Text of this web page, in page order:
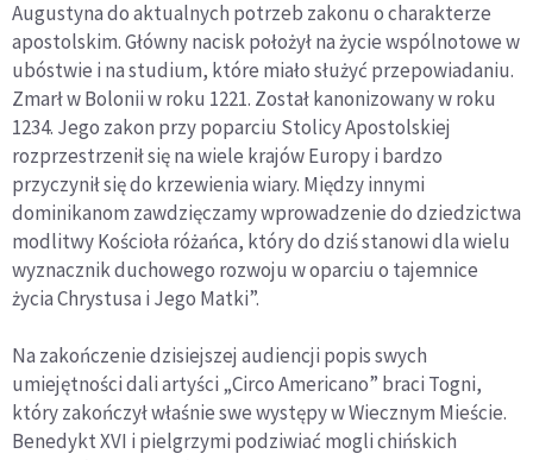
Augustyna do aktualnych potrzeb zakonu o charakterze
apostolskim. Główny nacisk położył na życie wspólnotowe w
ubóstwie i na studium, które miało służyć przepowiadaniu.
Zmarł w Bolonii w roku 1221. Został kanonizowany w roku
1234. Jego zakon przy poparciu Stolicy Apostolskiej
rozprzestrzenił się na wiele krajów Europy i bardzo
przyczynił się do krzewienia wiary. Między innymi
dominikanom zawdzięczamy wprowadzenie do dziedzictwa
modlitwy Kościoła różańca, który do dziś stanowi dla wielu
wyznacznik duchowego rozwoju w oparciu o tajemnice
życia Chrystusa i Jego Matki”.
Na zakończenie dzisiejszej audiencji popis swych
umiejętności dali artyści „Circo Americano” braci Togni,
który zakończył właśnie swe występy w Wiecznym Mieście.
Benedykt XVI i pielgrzymi podziwiać mogli chińskich